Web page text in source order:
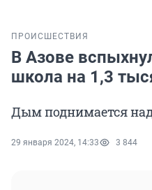
ПРОИСШЕСТВИЯ
В Азове
школа на 1,3
Дым поднимается
29 января 2024, 14:33 3 844